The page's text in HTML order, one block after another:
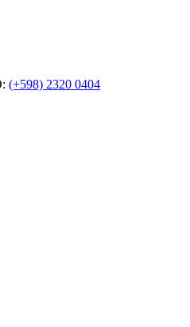
(+598) 2320 0404